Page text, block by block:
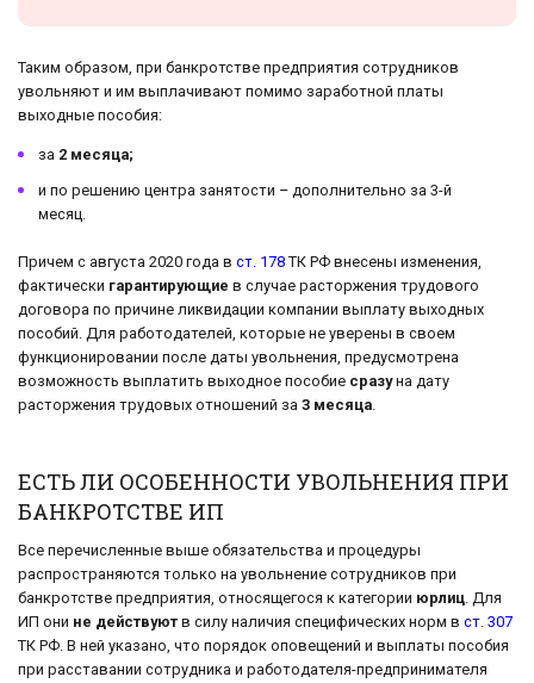
Таким образом, при банкротстве предприятия сотрудников
увольняют и им выплачивают помимо заработной платы
выходные пособия:
за 2 месяца;
и по решению центра занятости – дополнительно за 3-й
месяц.
Причем с августа 2020 года в ст. 178 ТК РФ внесены изменения,
фактически гарантирующие в случае расторжения трудового
договора по причине ликвидации компании выплату выходных
пособий. Для работодателей, которые не уверены в своем
функционировании после даты увольнения, предусмотрена
возможность выплатить выходное пособие сразуна дату
расторжения трудовых отношений за 3 месяца
ЕСТЬ ЛИ ОСОБЕННОСТИ УВОЛЬНЕНИЯ ПРИ
БАНКРОТСТВЕ ИП
Все перечисленные выше обязательства и процедуры
распространяются только на увольнение сотрудников при
банкротстве предприятия, относящегося к категории юрлиц. Для
ИП они не действуют в силу наличия специфических норм в ст. 307
ТК РФ. В ней указано, что порядок оповещений и выплаты пособия
при расставании сотрудника и работодателя-предпринимателя